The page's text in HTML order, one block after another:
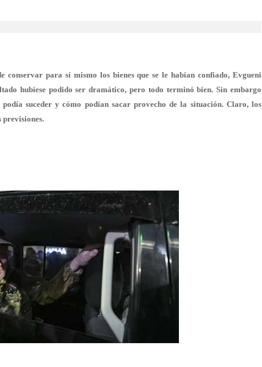
para sí mismo los bienes que se le habían confiado, Evgueni
hubiese podido ser dramático, pero todo terminó bien. Sin embargo
suceder y cómo podían sacar provecho de la situación. Claro, los
previsiones.